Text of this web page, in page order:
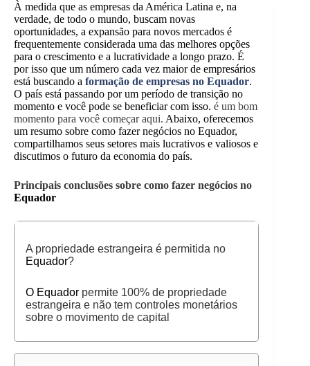
À medida que as empresas da América Latina e, na
verdade, de todo o mundo, buscam novas
oportunidades, a expansão para novos mercados é
frequentemente considerada uma das melhores opções
para o crescimento e a lucratividade a longo prazo. É
por isso que um número cada vez maior de empresários
está buscando a formação de empresas no Equador.
O país está passando por um período de transição no
momento e você pode se beneficiar com isso. é um bom
momento para você começar aqui. Abaixo, oferecemos
um resumo sobre como fazer negócios no Equador,
compartilhamos seus setores mais lucrativos e valiosos e
discutimos o futuro da economia do país.
Principais conclusões sobre como fazer negócios no
Equador
A propriedade estrangeira é permitida no
Equador?
O Equador permite 100% de propriedade
estrangeira e não tem controles monetários
sobre o movimento de capital